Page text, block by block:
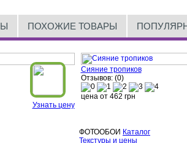
ПОХОЖИЕ ТОВАРЫ
Узнать цену
Сияние тропиков
Отзывов: (0)
цена от 462 грн
ФОТООБОИ Каталог
Текстуры и цены